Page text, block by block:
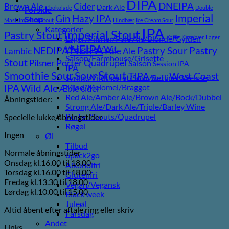
Forside
Shop
Kategorier
Lager/Pilsner/Pale Ale/Blonde/Gylden
Weissbier/Wit
Saison/Farmhouse/Grisette
IPA
Syrligt/Vildtgæret/Sour/Berliner Weisse
Mjød/Melomel/Braggot
Red Ale/Amber Ale/Brown Ale/Bock/Dubbel
Strong Ale/Dark Ale/Triple/Barley Wine
Porter/Stouts/Quadrupel
Røgøl
Øl
Tilbud
6pack2go
Alkoholfri
Glutenfri
Vegan/Vegansk
Black week
Juleøl
Farsdag
Andet
Brown Ale Chokolade Cider Dark Ale DIPA DNEIPA Double
Mash Imperial Stout Gin Hazy IPA Hindbær Ice Cream Sour Imperial
Pastry StoutImperial StoutIPA Kaffe Kirsebær Lager
LambicNEDIPANEIPAPale Ale Pastry Sour Pastry
StoutPilsnerPorterQuadrupelSaisonSession IPA
Smoothie SourSourStoutTIPA Vanilje West Coast
IPAWild AleÆble cider
Åbningstider:
Specielle lukke/åbningstider
Ingen
Normale åbningstider
Onsdag kl.16.00 til 18.00
Torsdag kl.16.00 til 18.00
Fredag kl.13.30 til 18.00
Lørdag kl.10.00 til 15.00
Altid åbent efter aftale ring eller skriv